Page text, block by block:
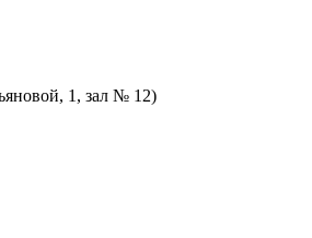
1, зал № 12)